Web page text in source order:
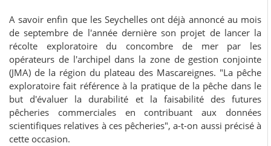
A savoir enfin que les Seychelles ont déjà annoncé au mois
de septembre de l'année dernière son projet de lancer la
récolte exploratoire du concombre de mer par les
opérateurs de l'archipel dans la zone de gestion conjointe
(JMA) de la région du plateau des Mascareignes. "La pêche
exploratoire fait référence à la pratique de la pêche dans le
but d'évaluer la durabilité et la faisabilité des futures
pêcheries commerciales en contribuant aux données
scientifiques relatives à ces pêcheries", a-t-on aussi précisé à
cette occasion.